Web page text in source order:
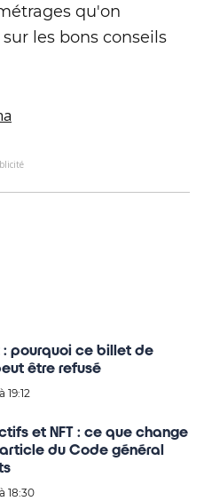
qu'on
les bons conseils
: pourquoi ce billet de
être refusé
19:12
et NFT : ce que change
du Code général
18:30